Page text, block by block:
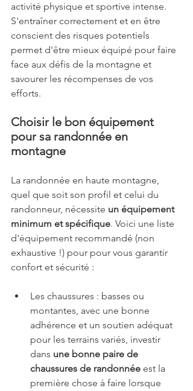
activité physique et sportive intense.
S'entraîner correctement et en être
conscient des risques potentiels
permet d'être mieux équipé pour faire
face aux défis de la montagne et
savourer les récompenses de vos
efforts.
Choisir le bon équipement
pour sa randonnée en
montagne
La randonnée en haute montagne,
quel que soit son profil et celui du
randonneur, nécessite un équipement
minimum et spécifique. Voici une liste
d'équipement recommandé (non
exhaustive !) pour pour vous garantir
confort et sécurité :
Les chaussures : basses ou
montantes, avec une bonne
adhérence et un soutien adéquat
pour les terrains variés, investir
dans une bonne paire de
chaussures de randonnée est la
première chose à faire lorsque